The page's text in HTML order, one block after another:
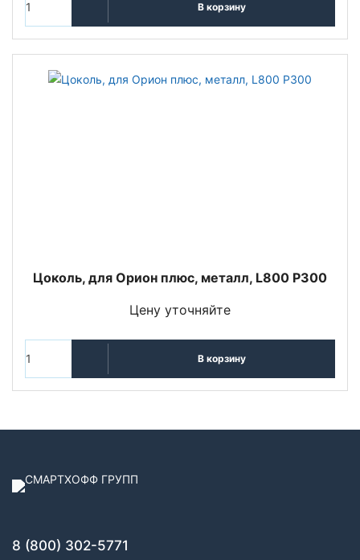
В корзину
Цоколь, для Орион плюс, металл, L800 P300
Цену уточняйте
В корзину
8 (800) 302-5771